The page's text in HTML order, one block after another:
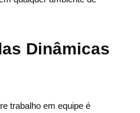
Dinâmicas
trabalho em equipe é